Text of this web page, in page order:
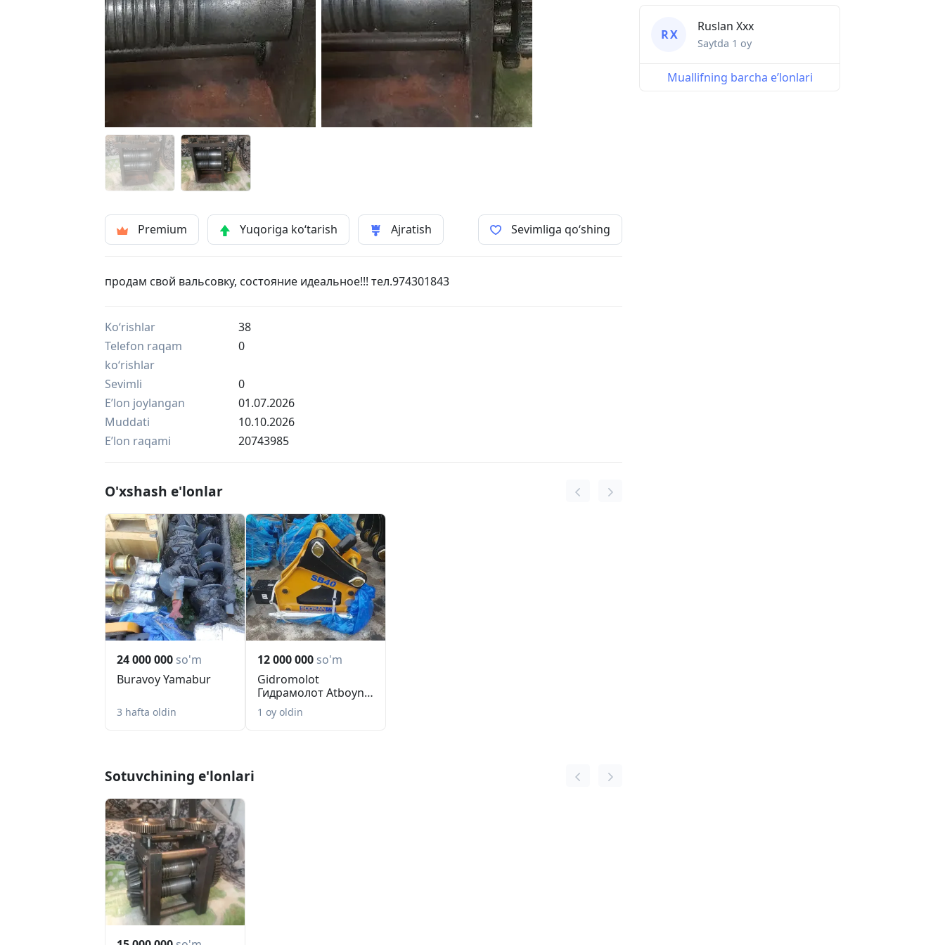
Premium Yuqoriga ko‘tarish Ajratish Sevimliga qo‘shing
продам свой вальсовку, состояние идеальное!!! тел.974301843
Ko‘rishlar
38
Telefon raqam
ko‘rishlar
0
Sevimli
0
Eʼlon joylangan
01.07.2026
Muddati
10.10.2026
Eʼlon raqami
20743985
O'xshash e'lonlar
24 000 000 so'm
Buravoy Yamabur
3 hafta oldin
12 000 000 so'm
Gidromolot
Гидрамолот Atboynik
Отбойник
1 oy oldin
Sotuvchining e'lonlari
R X
Ruslan Xxx
Saytda 1 oy
Muallifning barcha eʼlonlari